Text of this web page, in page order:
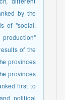
by the
of "social,
of the
provinces
provinces
first to